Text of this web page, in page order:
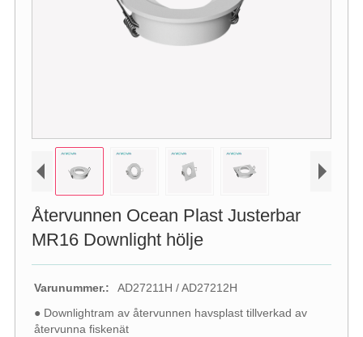
Återvunnen Ocean Plast Justerbar
MR16 Downlight hölje
Varunummer.:
AD27211H / AD27212H
● Downlightram av återvunnen havsplast tillverkad av
återvunna fiskenät